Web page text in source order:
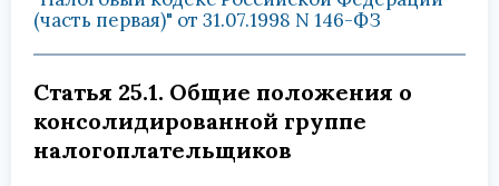
(часть первая)" от 31.07.1998 N 146-ФЗ
Статья 25.1. Общие положения о
консолидированной группе
налогоплательщиков